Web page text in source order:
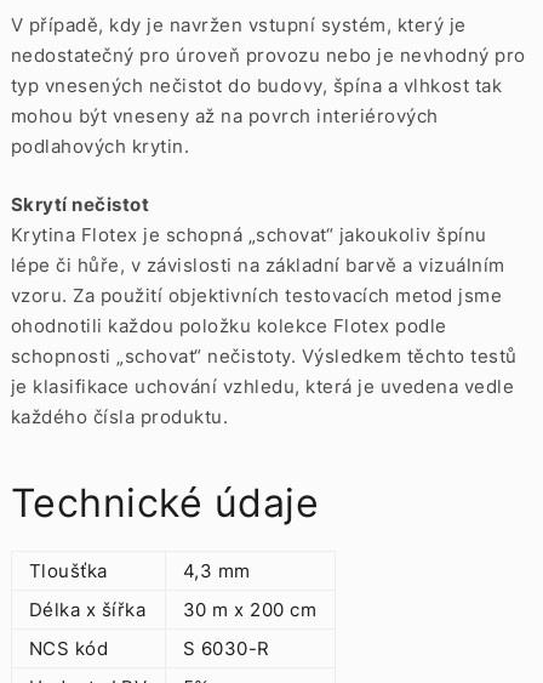
V případě, kdy je navržen vstupní systém, který je
nedostatečný pro úroveň provozu nebo je nevhodný pro
typ vnesených nečistot do budovy, špína a vlhkost tak
mohou být vneseny až na povrch interiérových
podlahových krytin.
Skrytí nečistot
Krytina Flotex je schopná „schovat“ jakoukoliv špínu
lépe či hůře, v závislosti na základní barvě a vizuálním
vzoru. Za použití objektivních testovacích metod jsme
ohodnotili každou položku kolekce Flotex podle
schopnosti „schovat“ nečistoty. Výsledkem těchto testů
je klasifikace uchování vzhledu, která je uvedena vedle
každého čísla produktu.
Technické údaje
Tloušťka
4,3 mm
Délka x šířka
30 m x 200 cm
NCS kód
S 6030-R